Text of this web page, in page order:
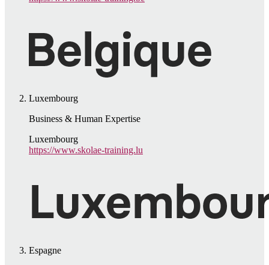
Luxembourg
Business & Human Expertise
Luxembourg
https://www.skolae-training.lu
Espagne